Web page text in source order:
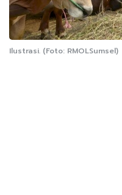
Ilustrasi. (Foto: RMOLSumsel)